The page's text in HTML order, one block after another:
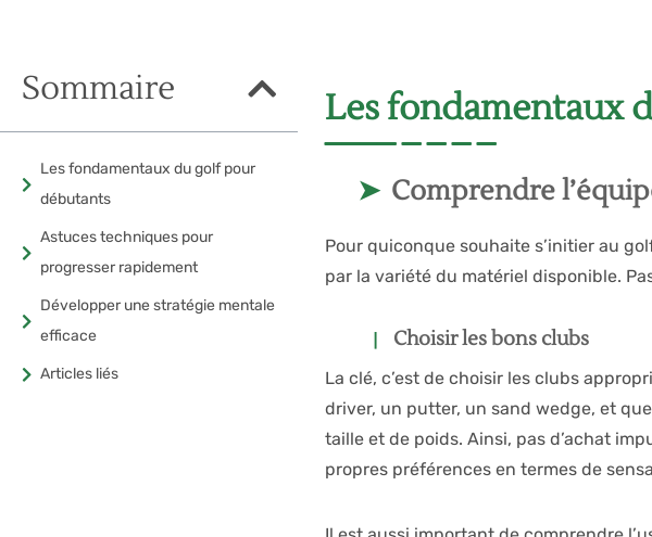
Sommaire
Les fondamentaux du golf pour
débutants
Astuces techniques pour
progresser rapidement
Développer une stratégie mentale
efficace
Articles liés
Les fondamentaux
Comprendre
Pour quiconque souhaite s’initier au
par la variété du matériel disponible.
Choisir les bons clubs
La clé, c’est de choisir les clubs
driver, un putter, un sand wedge, et
taille et de poids. Ainsi, pas d’achat
propres préférences en termes de